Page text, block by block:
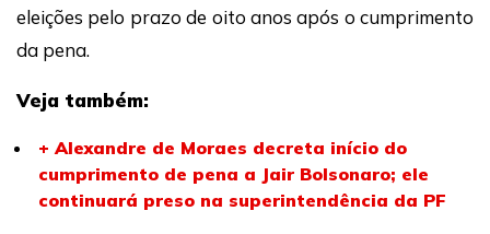
eleições pelo prazo de oito anos após o cumprimento
da pena.
Veja também:
+ Alexandre de Moraes decreta início do
cumprimento de pena a Jair Bolsonaro; ele
continuará preso na superintendência da PF